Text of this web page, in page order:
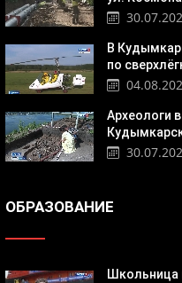
В
по
Археологи
ОБРАЗОВАНИЕ
Школьница